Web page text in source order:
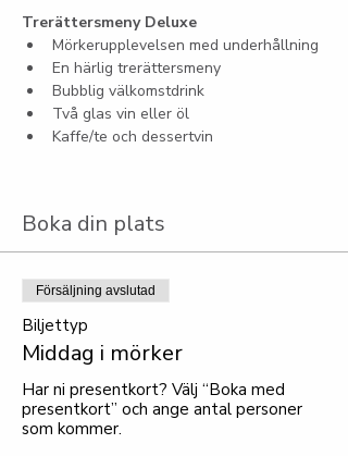
Trerättersmeny Deluxe
Mörkerupplevelsen med underhållning
En härlig trerättersmeny
Bubblig välkomstdrink
Två glas vin eller öl
Kaffe/te och dessertvin
Boka din plats
Försäljning avslutad
Biljettyp
Middag i mörker
Har ni presentkort? Välj “Boka med
presentkort” och ange antal personer
som kommer.